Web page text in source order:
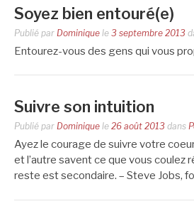
Soyez bien entouré(e)
Publié par Dominique le 3 septembre 2013
Entourez-vous des gens qui vous
Suivre son intuition
Publié par Dominique le 26 août 2013 dans
Ayez le courage de suivre votre
et l’autre savent ce que vous coulez
reste est secondaire. – Steve Jobs,